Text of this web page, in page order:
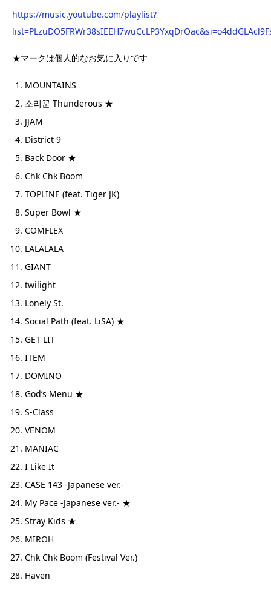
https://music.youtube.com/playlist?
★マークは個人的なお気に入りです
MOUNTAINS
소리꾼 Thunderous ★
JJAM
District 9
Back Door ★
Chk Chk Boom
TOPLINE (feat. Tiger JK)
Super Bowl ★
COMFLEX
LALALALA
GIANT
twilight
Lonely St.
Social Path (feat. LiSA) ★
GET LIT
ITEM
DOMINO
God’s Menu ★
S-Class
VENOM
MANIAC
I Like It
CASE 143 -Japanese ver.-
My Pace -Japanese ver.- ★
Stray Kids ★
MIROH
Chk Chk Boom (Festival Ver.)
Haven